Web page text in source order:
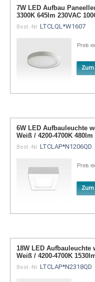
7W LED Aufbau
3300K 645lm 230VAC
Best.-Nr. LTCLQL*W1607
Preis
Zum
6W LED Aufbauleuchte
Weiß / 4200-4700K 480lm
Best.-Nr. LTCLAP*N1206QD
Preis
Zum
18W LED Aufbauleuchte
Weiß / 4200-4700K
Best.-Nr. LTCLAP*N2318QD